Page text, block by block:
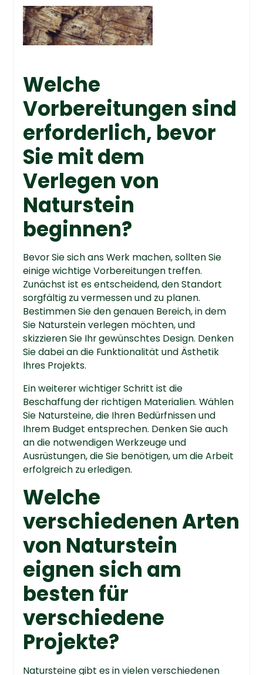
Welche
Vorbereitungen sind
erforderlich, bevor
Sie mit dem
Verlegen von
Naturstein
beginnen?
Bevor Sie sich ans Werk machen, sollten Sie
einige wichtige Vorbereitungen treffen.
Zunächst ist es entscheidend, den Standort
sorgfältig zu vermessen und zu planen.
Bestimmen Sie den genauen Bereich, in dem
Sie Naturstein verlegen möchten, und
skizzieren Sie Ihr gewünschtes Design. Denken
Sie dabei an die Funktionalität und Ästhetik
Ihres Projekts.
Ein weiterer wichtiger Schritt ist die
Beschaffung der richtigen Materialien. Wählen
Sie Natursteine, die Ihren Bedürfnissen und
Ihrem Budget entsprechen. Denken Sie auch
an die notwendigen Werkzeuge und
Ausrüstungen, die Sie benötigen, um die Arbeit
erfolgreich zu erledigen.
Welche
verschiedenen Arten
von Naturstein
eignen sich am
besten für
verschiedene
Projekte?
Natursteine gibt es in vielen verschiedenen